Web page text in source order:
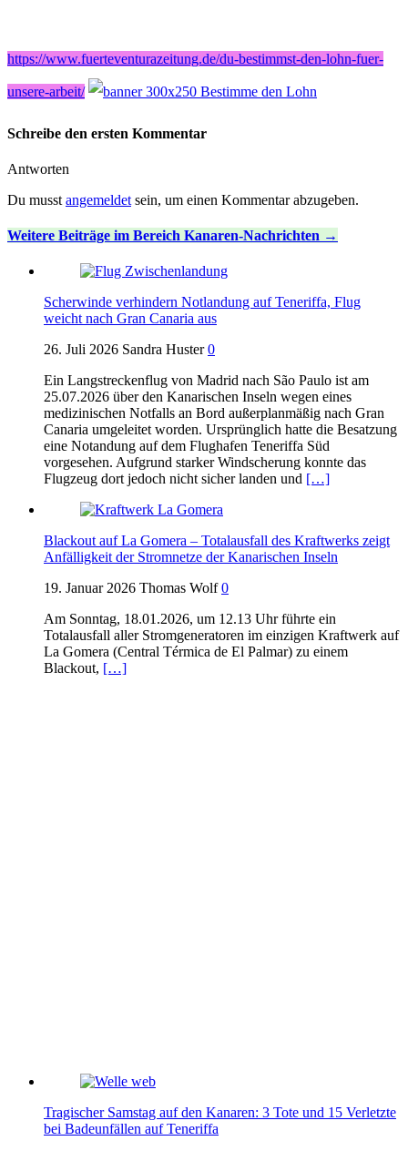
https://www.fuerteventurazeitung.de/du-bestimmst-den-lohn-fuer-
unsere-arbeit/
Schreibe den ersten Kommentar
Antworten
Du musst angemeldet sein, um einen Kommentar abzugeben.
Weitere Beiträge im Bereich Kanaren-Nachrichten
Scherwinde verhindern Notlandung auf Teneriffa, Flug
weicht nach Gran Canaria aus
26. Juli 2026 Sandra Huster 0
Ein Langstreckenflug von Madrid nach São Paulo ist am
25.07.2026 über den Kanarischen Inseln wegen eines
medizinischen Notfalls an Bord außerplanmäßig nach Gran
Canaria umgeleitet worden. Ursprünglich hatte die Besatzung
eine Notandung auf dem Flughafen Teneriffa Süd
vorgesehen. Aufgrund starker Windscherung konnte das
Flugzeug dort jedoch nicht sicher landen und […]
Blackout auf La Gomera – Totalausfall des Kraftwerks zeigt
Anfälligkeit der Stromnetze der Kanarischen Inseln
19. Januar 2026 Thomas Wolf 0
Am Sonntag, 18.01.2026, um 12.13 Uhr führte ein
Totalausfall aller Stromgeneratoren im einzigen Kraftwerk auf
La Gomera (Central Térmica de El Palmar) zu einem
Blackout, […]
Tragischer Samstag auf den Kanaren: 3 Tote und 15 Verletzte
bei Badeunfällen auf Teneriffa